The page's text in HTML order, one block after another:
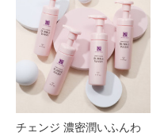
チェンジ 濃密潤いふんわ